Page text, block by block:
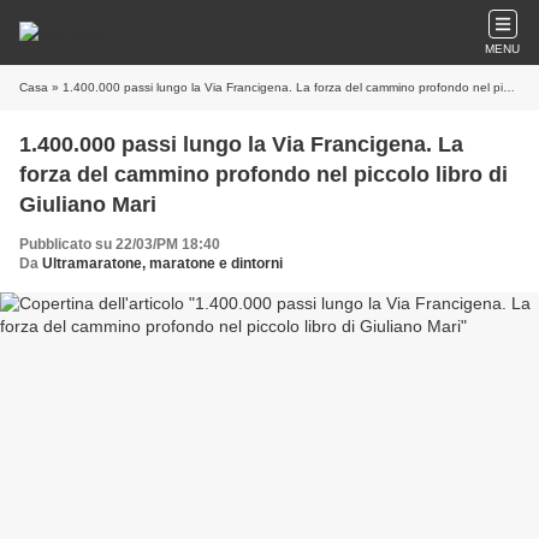
MENU
Casa » 1.400.000 passi lungo la Via Francigena. La forza del cammino profondo nel piccolo libro di Giuliano Mari
1.400.000 passi lungo la Via Francigena. La
forza del cammino profondo nel piccolo libro di
Giuliano Mari
Pubblicato su 22/03/PM 18:40
Da Ultramaratone, maratone e dintorni